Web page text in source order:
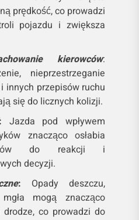
prędkość, co prowadzi
pojazdu i zwiększa
kierowców:
nieprzestrzeganie
innych przepisów ruchu
się do licznych kolizji.
Jazda pod wpływem
znacząco osłabia
do reakcji i
decyzji.
: Opady deszczu,
mogą znacząco
co prowadzi do